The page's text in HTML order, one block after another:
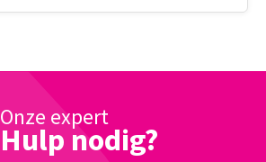
Onze expert
Hulp nodig?